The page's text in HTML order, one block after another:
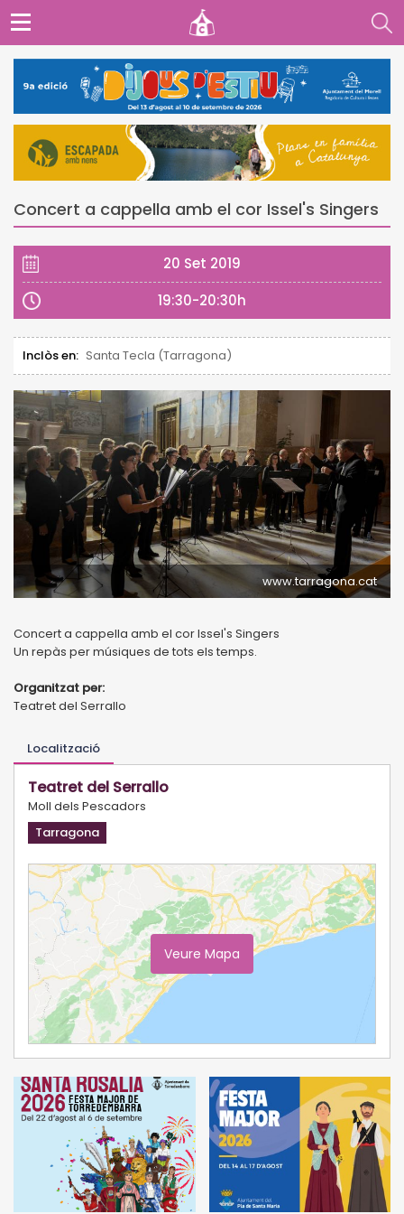
Concert a cappella amb el cor Issel's Singers
20 Set 2019
19:30-20:30h
Inclòs en: Santa Tecla (Tarragona)
www.tarragona.cat
Concert a cappella amb el cor Issel's Singers
Un repàs per músiques de tots els temps.
Organitzat per:
Teatret del Serrallo
Localització
Teatret del Serrallo
Moll dels Pescadors
Tarragona
Veure Mapa